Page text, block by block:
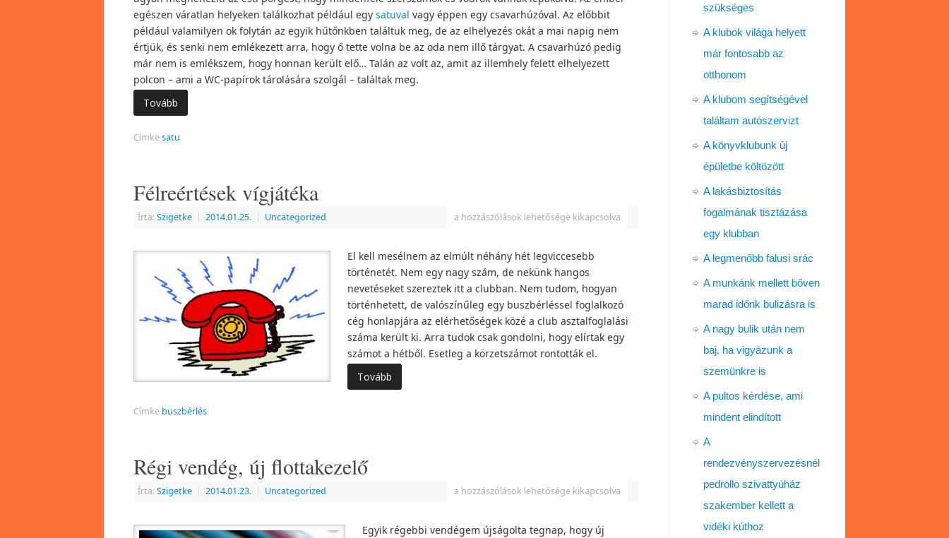
egészen váratlan helyeken találkozhat például egy satuval vagy éppen egy csavarhúzóval. Az előbbit
például valamilyen ok folytán az egyik hűtőnkben találtuk meg, de az elhelyezés okát a mai napig nem
értjük, és senki nem emlékezett arra, hogy ő tette volna be az oda nem illő tárgyat. A csavarhúzó pedig
már nem is emlékszem, hogy honnan került elő… Talán az volt az, amit az illemhely felett elhelyezett
polcon – ami a WC-papírok tárolására szolgál – találtak meg.
Tovább
Címkesatu
Félreértések vígjátéka
Írta:Szigetke | 2014.01.25. | Uncategorized a hozzászólások lehetősége kikapcsolva
El kell mesélnem az elmúlt néhány hét legviccesebb
történetét. Nem egy nagy szám, de nekünk hangos
nevetéseket szereztek itt a clubban. Nem tudom, hogyan
történhetett, de valószínűleg egy buszbérléssel foglalkozó
cég honlapjára az elérhetőségek közé a club asztalfoglalási
száma került ki. Arra tudok csak gondolni, hogy elírtak egy
számot a hétből. Esetleg a körzetszámot rontották el.
Tovább
Címke buszbérlés
Régi vendég, új flottakezelő
Írta:Szigetke | 2014.01.23. | Uncategorized a hozzászólások lehetősége kikapcsolva
Egyik régebbi vendégem újságolta tegnap, hogy új
szükséges
A klubok világa helyett
már fontosabb az
otthonom
A klubom segítségével
találtam autószervizt
A könyvklubunk új
épületbe költözött
A lakásbiztosítás
fogalmának tisztázása
egy klubban
A legmenőbb falusi srác
A munkánk mellett bőven
marad időnk bulizásra is
A nagy bulik után nem
baj, ha vigyázunk a
szemünkre is
A pultos kérdése, ami
mindent elindított
A
rendezvényszervezésnél
pedrollo szivattyúház
szakember kellett a
vidéki kúthoz